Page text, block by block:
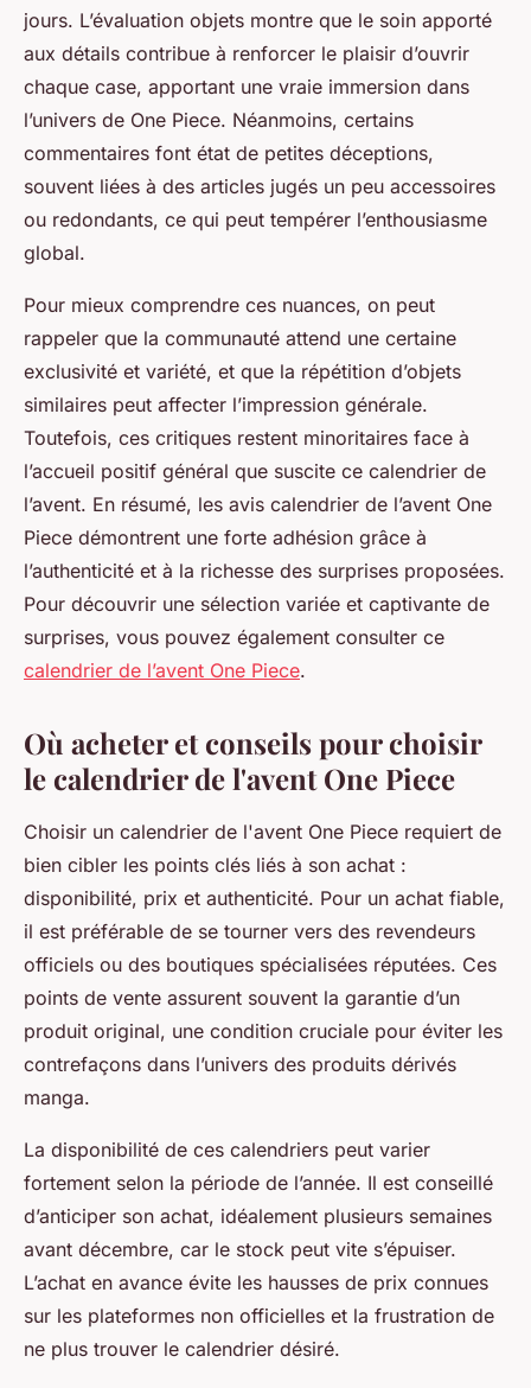
jours. L’évaluation objets montre que le soin apporté
aux détails contribue à renforcer le plaisir d’ouvrir
chaque case, apportant une vraie immersion dans
l’univers de One Piece. Néanmoins, certains
commentaires font état de petites déceptions,
souvent liées à des articles jugés un peu accessoires
ou redondants, ce qui peut tempérer l’enthousiasme
global.
Pour mieux comprendre ces nuances, on peut
rappeler que la communauté attend une certaine
exclusivité et variété, et que la répétition d’objets
similaires peut affecter l’impression générale.
Toutefois, ces critiques restent minoritaires face à
l’accueil positif général que suscite ce calendrier de
l’avent. En résumé, les avis calendrier de l’avent One
Piece démontrent une forte adhésion grâce à
l’authenticité et à la richesse des surprises proposées.
Pour découvrir une sélection variée et captivante de
surprises, vous pouvez également consulter ce
calendrier de l’avent One Piece.
Où acheter et conseils pour choisir
le calendrier de l'avent One Piece
Choisir un calendrier de l'avent One Piece requiert de
bien cibler les points clés liés à son achat :
disponibilité, prix et authenticité. Pour un achat fiable,
il est préférable de se tourner vers des revendeurs
officiels ou des boutiques spécialisées réputées. Ces
points de vente assurent souvent la garantie d’un
produit original, une condition cruciale pour éviter les
contrefaçons dans l’univers des produits dérivés
manga.
La disponibilité de ces calendriers peut varier
fortement selon la période de l’année. Il est conseillé
d’anticiper son achat, idéalement plusieurs semaines
avant décembre, car le stock peut vite s’épuiser.
L’achat en avance évite les hausses de prix connues
sur les plateformes non officielles et la frustration de
ne plus trouver le calendrier désiré.